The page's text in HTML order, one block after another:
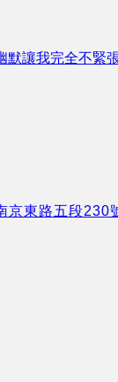
默讓我完全不緊
京東路五段